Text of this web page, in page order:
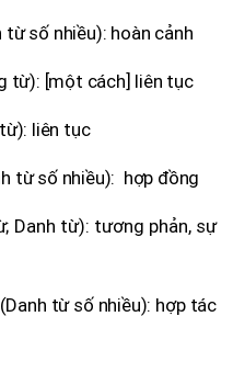
từ số nhiều): hoàn cảnh
từ): [một cách] liên tục
liên tục
từ số nhiều): hợp đồng
từ): tương phản, sự
từ số nhiều): hợp tác